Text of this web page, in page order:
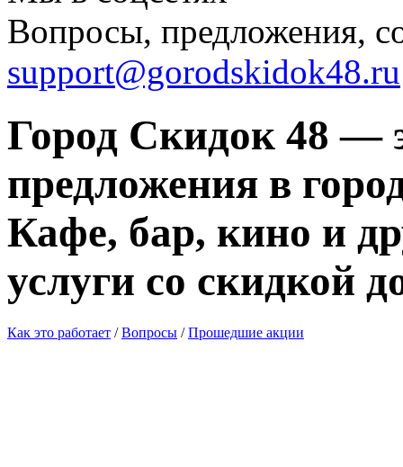
Вопросы, предложения,
support@gorodskidok48.ru
Город Скидок 48 —
предложения в
Кафе, бар, кино и
услуги со скидкой
Как это работает / Вопросы / Прошедшие акции